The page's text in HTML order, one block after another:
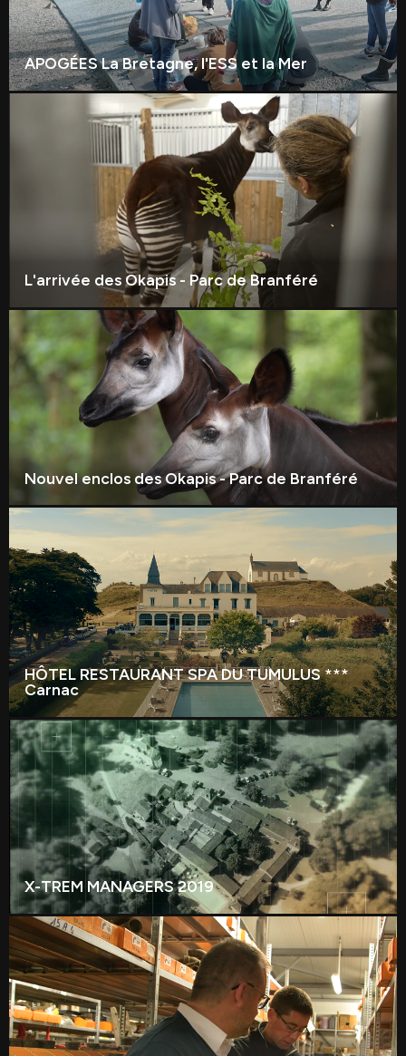
APOGÉES La Bretagne, l'ESS et la Mer
L'arrivée des Okapis - Parc de Branféré
Nouvel enclos des Okapis - Parc de Branféré
HÔTEL RESTAURANT SPA DU TUMULUS ***
Carnac
X-TREM MANAGERS 2019